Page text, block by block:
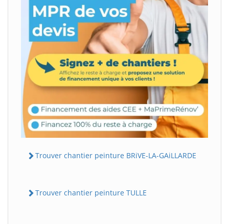
Trouver chantier peinture BRiVE-LA-GAiLLARDE
Trouver chantier peinture TULLE